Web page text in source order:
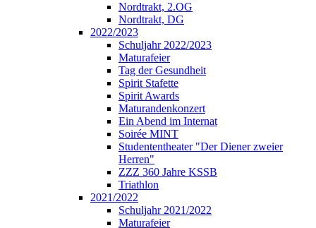
Nordtrakt, 2.OG
Nordtrakt, DG
2022/2023
Schuljahr 2022/2023
Maturafeier
Tag der Gesundheit
Spirit Stafette
Spirit Awards
Maturandenkonzert
Ein Abend im Internat
Soirée MINT
Studententheater "Der Diener zweier
Herren"
ZZZ 360 Jahre KSSB
Triathlon
2021/2022
Schuljahr 2021/2022
Maturafeier